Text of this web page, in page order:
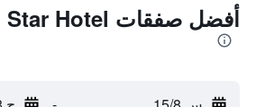
أفضل صفقات Side World Star Hotel